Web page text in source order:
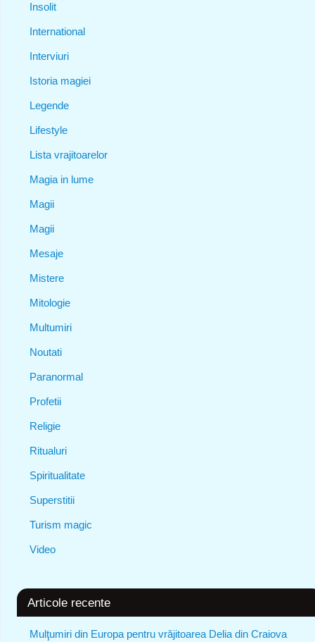
Insolit
International
Interviuri
Istoria magiei
Legende
Lifestyle
Lista vrajitoarelor
Magia in lume
Magii
Magii
Mesaje
Mistere
Mitologie
Multumiri
Noutati
Paranormal
Profetii
Religie
Ritualuri
Spiritualitate
Superstitii
Turism magic
Video
Articole recente
Mulţumiri din Europa pentru vrăjitoarea Delia din Craiova